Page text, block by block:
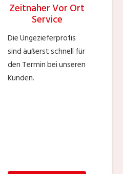
Zeitnaher Vor Ort
Service
Die Ungezieferprofis
sind äußerst schnell für
den Termin bei unseren
Kunden.